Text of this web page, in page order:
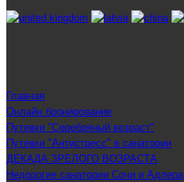
Главная
Онлайн бронирование
Путевки "Серебряный возраст"
Путевки "Антистресс" в санатории
ДЕКАДА ЗРЕЛОГО ВОЗРАСТА
Недорогие санатории Сочи и Адлера